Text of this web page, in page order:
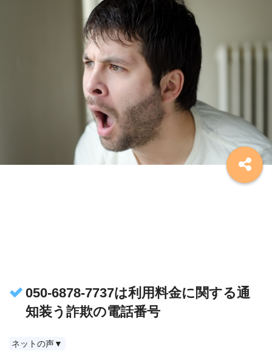
050-6878-7737は利用料金に関する通
知装う詐欺の電話番号
ネットの声▼